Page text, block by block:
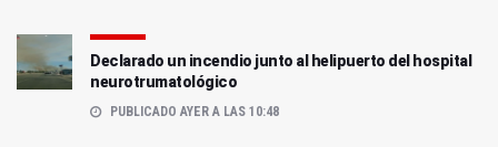
Declarado un incendio junto al helipuerto del hospital
neurotrumatológico
PUBLICADO AYER A LAS 10:48